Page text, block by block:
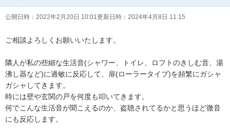
公開日時： 2022年2月20日 10:01更新日時： 2024年4月8日 11:15
ご相談よろしくお願いいたします。
隣人が私の些細な生活音(シャワー、トイレ、ロフトのきしむ音、湯
沸し器など)に過敏に反応して、扉(ローラータイプ)を頻繁にガシャ
ガシャしてきます。
時には壁や玄関の戸を何度も叩いてきます。
何でこんな生活音が聞こえるのか、盗聴されてるかと思うほど微音
にも反応します。